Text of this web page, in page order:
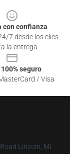
con confianza
7 desde los clics
la entrega
seguro
/ Visa
Lincoln, Mi